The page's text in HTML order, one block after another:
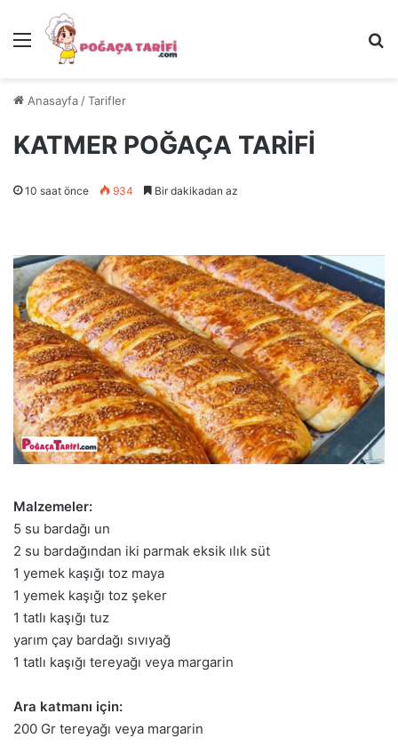
Menü
Anasayfa /Tarifler
KATMER POĞAÇA TARİFİ
10 saat önce 934 Bir dakikadan az
Malzemeler:
5 su bardağı un
2 su bardağından iki parmak eksik ılık süt
1 yemek kaşığı toz maya
1 yemek kaşığı toz şeker
1 tatlı kaşığı tuz
yarım çay bardağı sıvıyağ
1 tatlı kaşığı tereyağı veya margarin
Ara katmanı için:
200 Gr tereyağı veya margarin